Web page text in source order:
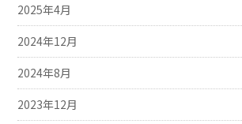
2025年4月
2024年12月
2024年8月
2023年12月